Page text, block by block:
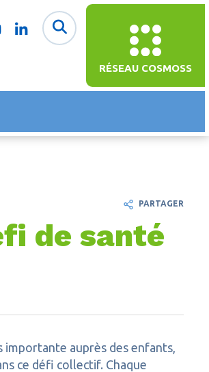
RÉSEAU COSMOSS
de santé
importante auprès des enfants,
ce défi collectif. Chaque
PARTAGER